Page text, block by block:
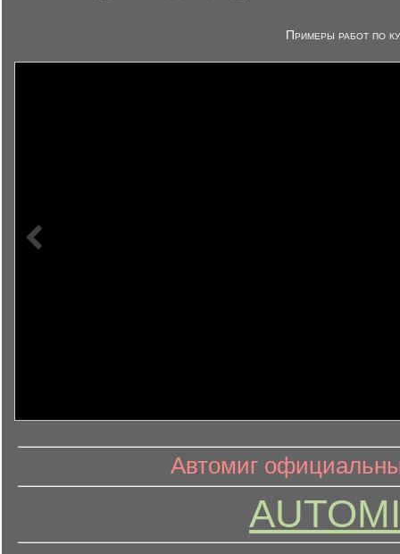
Примеры работ по
информационный контент
Автомиг